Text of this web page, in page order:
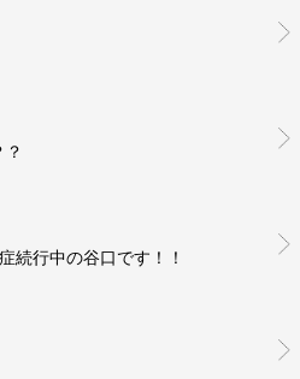
続行中の谷口です！！